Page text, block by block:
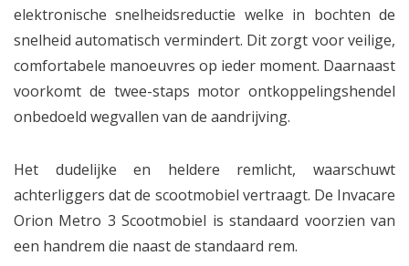
elektronische snelheidsreductie welke in bochten de
snelheid automatisch vermindert. Dit zorgt voor veilige,
comfortabele manoeuvres op ieder moment. Daarnaast
voorkomt de twee-staps motor ontkoppelingshendel
onbedoeld wegvallen van de aandrijving.
Het dudelijke en heldere remlicht, waarschuwt
achterliggers dat de scootmobiel vertraagt. De Invacare
Orion Metro 3 Scootmobiel is standaard voorzien van
een handrem die naast de standaard rem.